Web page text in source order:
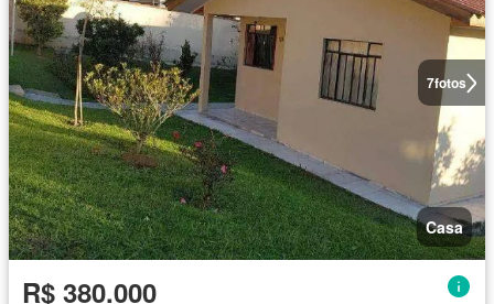
7fotos
Casa
R$ 380.000